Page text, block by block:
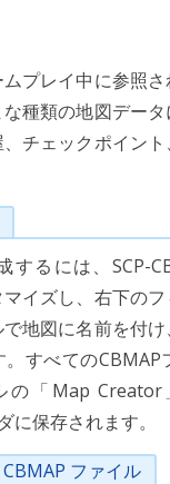
プレイ中に参照
種類の地図デー
チェックポイン
するには、SCP-
イズし、右下の
地図に名前を付
。すべての
の「Map
に保存されます。
ファイル